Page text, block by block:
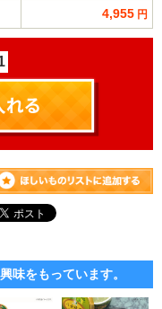
4,955 円
味をもっています。